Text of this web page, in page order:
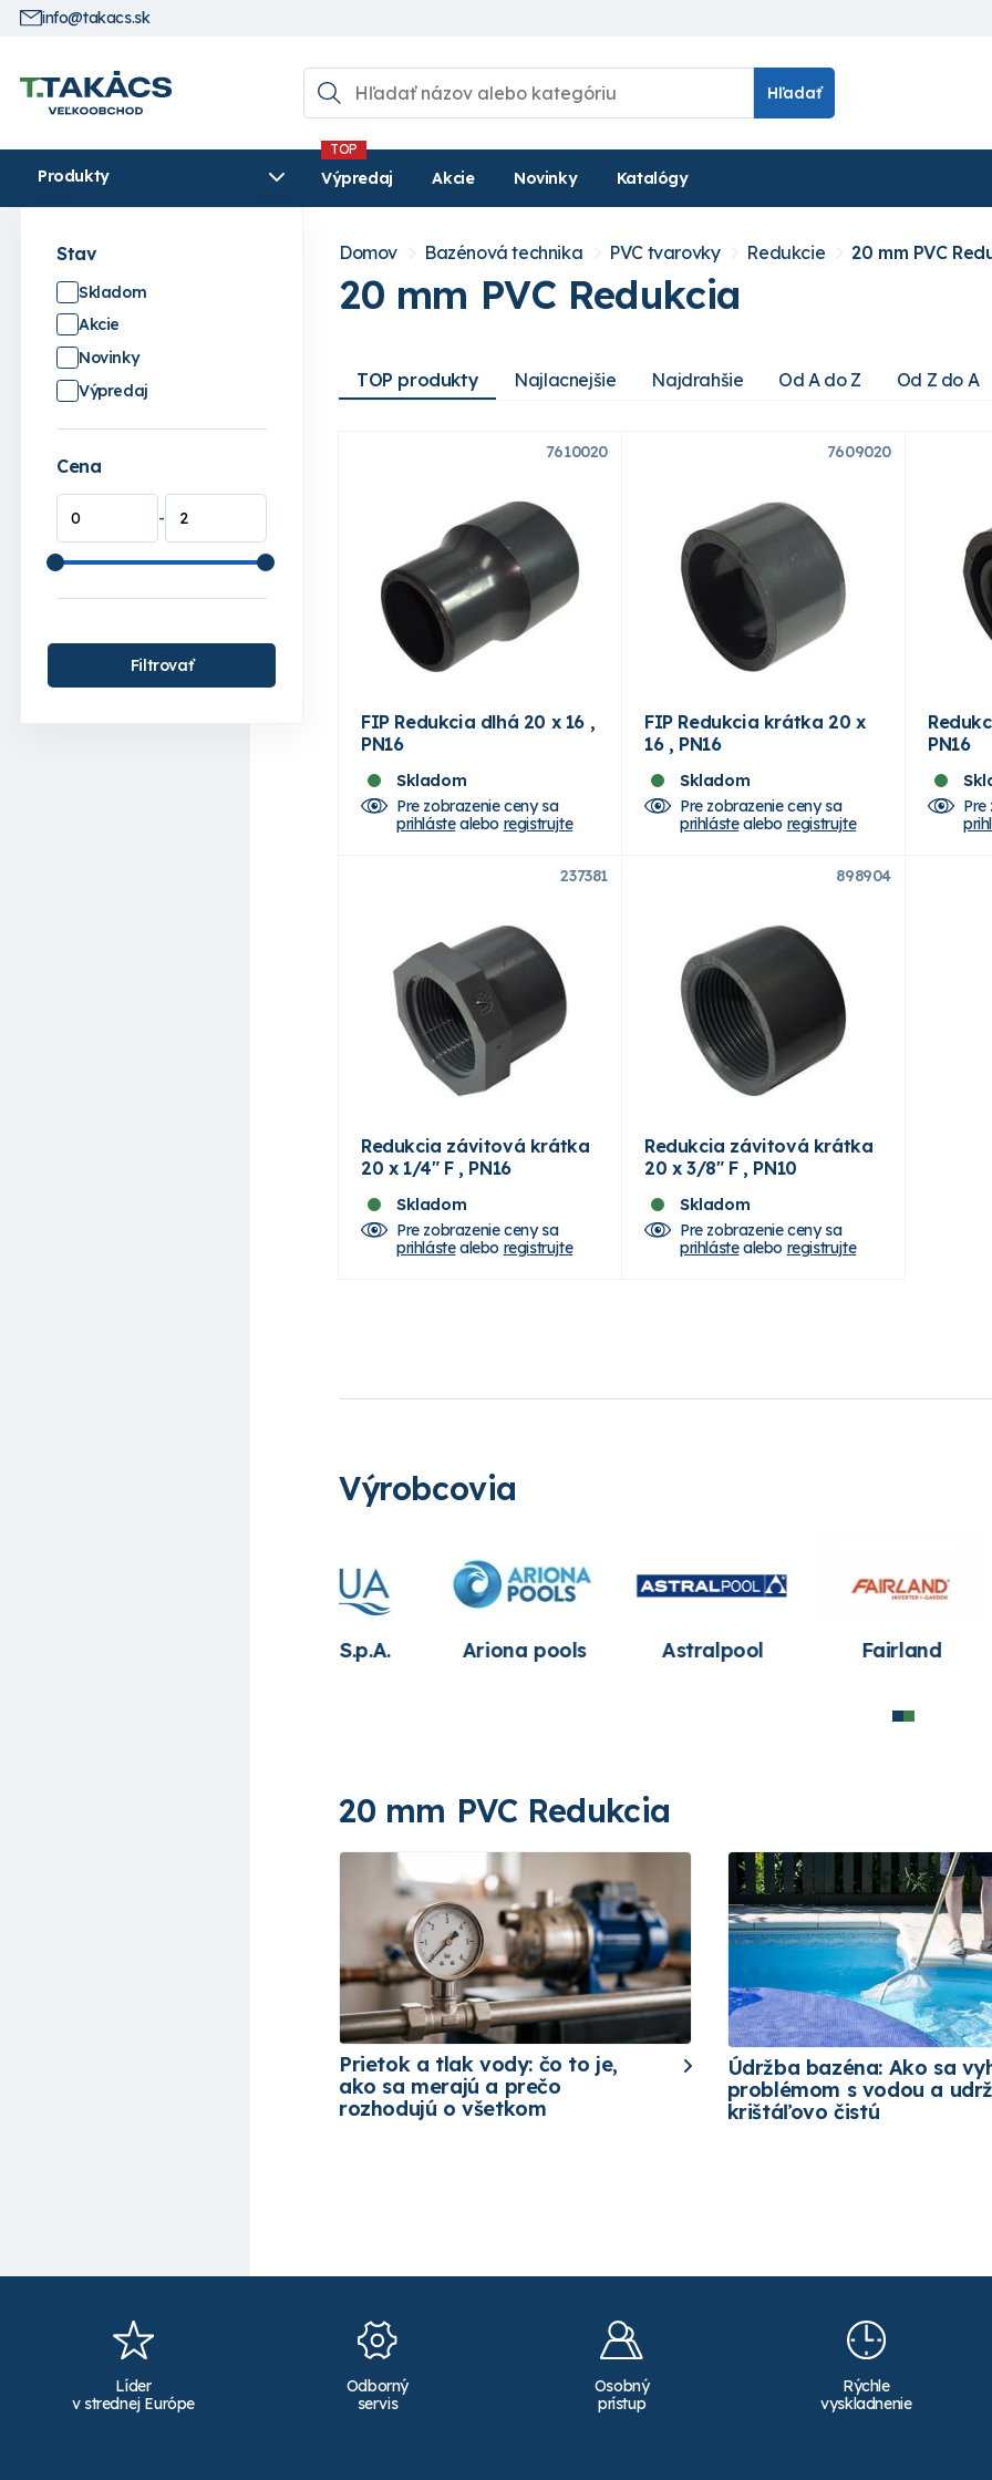
info@takacs.sk
Hľadať
Produkty Výpredaj Akcie Novinky Katalógy
Stav
Skladom
Akcie
Novinky
Výpredaj
Cena
-
Filtrovať
Domov Bazénová technika PVC tvarovky Redukcie 20 mm PVC
20 mm PVC Redukcia
TOP produkty Najlacnejšie Najdrahšie Od A do Z Od Z do A
7610020
FIP Redukcia dlhá 20 x 16 ,
PN16
Skladom
Pre zobrazenie ceny sa
prihlástealebo registrujte
7609020
FIP Redukcia krátka 20 x
16 , PN16
Skladom
Pre zobrazenie ceny sa
prihlástealebo registrujte
PN16
Pre
237381
Redukcia závitová krátka
20 x 1/4" F , PN16
Skladom
Pre zobrazenie ceny sa
prihlástealebo registrujte
898904
Redukcia závitová krátka
20 x 3/8" F , PN10
Skladom
Pre zobrazenie ceny sa
prihlástealebo registrujte
Výrobcovia
Ariona pools Astralpool Fairland Leo Group Pump
20 mm PVC Redukcia
Prietok a tlak vody: čo to je,
ako sa merajú a prečo
rozhodujú o všetkom
Údržba bazéna: Ako sa
problémom s vodou a
krištáľovo čistú
Líder
v strednej Európe
Odborný
servis
Osobný
prístup
Rýchle
vyskladnenie